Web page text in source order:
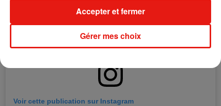
Voir cette publication sur Instagram
Gérer mes choix
Accepter et fermer